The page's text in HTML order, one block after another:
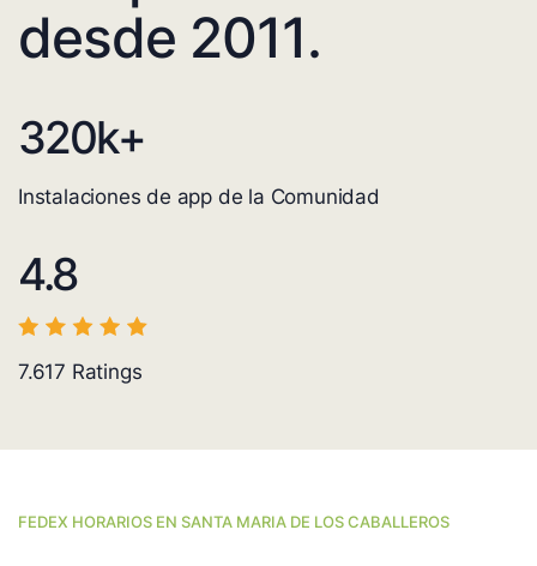
desde 2011.
320k+
Instalaciones de app de la Comunidad
4.8
7.617 Ratings
FEDEX HORARIOS EN SANTA MARIA DE LOS CABALLEROS